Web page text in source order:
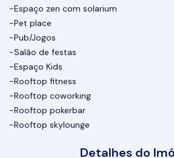
-Espaço zen com solarium
-Pet place
-Pub/Jogos
-Salão de festas
-Espaço Kids
-Rooftop fitness
-Rooftop coworking
-Rooftop pokerbar
-Rooftop skylounge
Detalhes do